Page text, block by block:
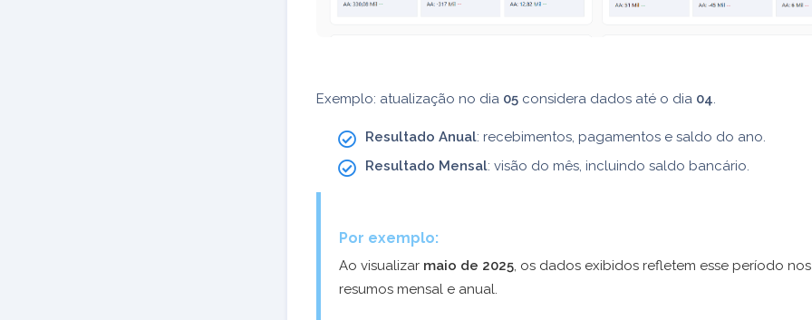
Exemplo: atualização no dia 05 considera dados até o dia 04.
Resultado Anual: recebimentos, pagamentos e saldo do ano.
Resultado Mensal: visão do mês, incluindo saldo bancário.
Por exemplo:
Ao visualizar maio de 2025 , os dados exibidos refletem esse período nos
resumos mensal e anual.